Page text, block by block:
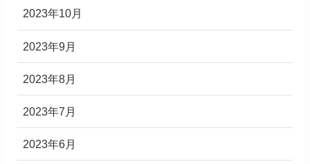
2023年10月
2023年9月
2023年8月
2023年7月
2023年6月